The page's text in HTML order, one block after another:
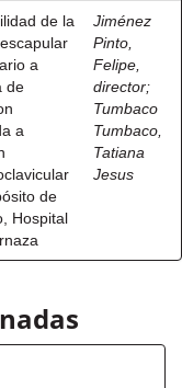
de la
a
de
a
de
Hospital
Jiménez
Pinto,
Felipe,
director;
Tumbaco
Tumbaco,
Tatiana
Jesus